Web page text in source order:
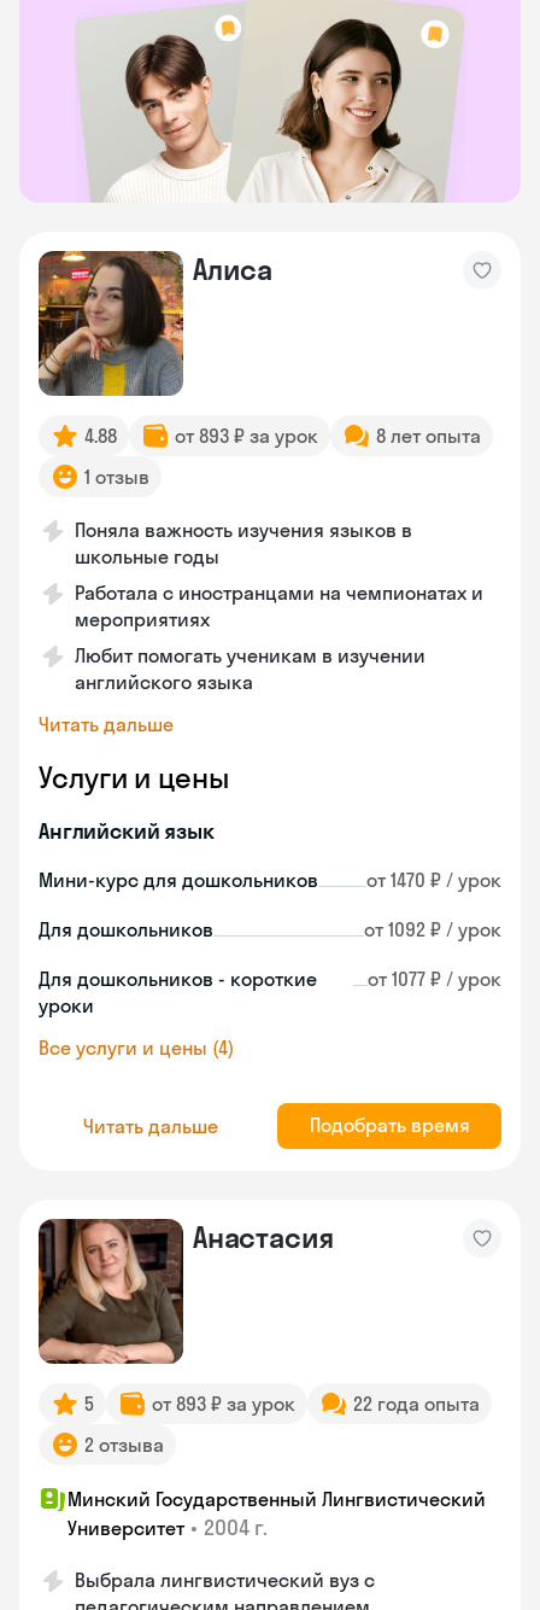
Алиса
4.88 от 893 ₽ за урок
8 лет опыта
1 отзыв
Поняла важность изучения языков в
школьные годы
Работала с иностранцами на чемпионатах и
мероприятиях
Любит помогать ученикам в изучении
английского языка
Читать дальше
Услуги и цены
Английский язык
Мини-курс для дошкольников от 1470 ₽ / урок
Для дошкольников от 1092 ₽ / урок
Для дошкольников - короткие
уроки
от 1077 ₽ / урок
Все услуги и цены (4)
Читать дальше Подобрать время
Анастасия
5 от 893 ₽ за урок
22 года опыта
2 отзыва
Минский Государственный Лингвистический
Университет • 2004 г.
Выбрала лингвистический вуз с